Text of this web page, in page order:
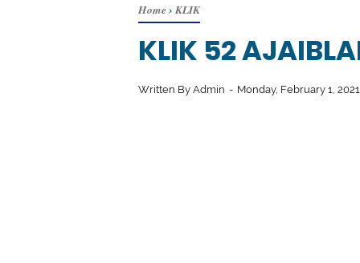
Home› KLIK
KLIK 52
Written By Admin Monday, February 1, 2021